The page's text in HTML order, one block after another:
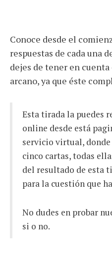
Conoce desde el
respuestas de cada una
dejes de tener en
arcano, ya que éste
Esta tirada la puedes
online desde está
servicio virtual,
cinco cartas, todas
del resultado de esta
para la cuestión que
No dudes en probar
si o no.